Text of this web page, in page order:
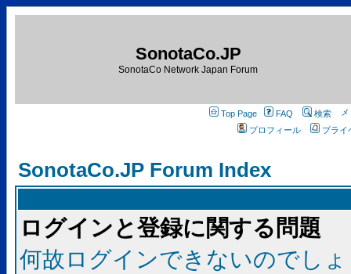
SonotaCo.JP
SonotaCo Network Japan Forum
Top Page FAQ
検索
プロフィール
プライ
SonotaCo.JP Forum Index
ログインと登録に関する問題
何故ログインできないのでし